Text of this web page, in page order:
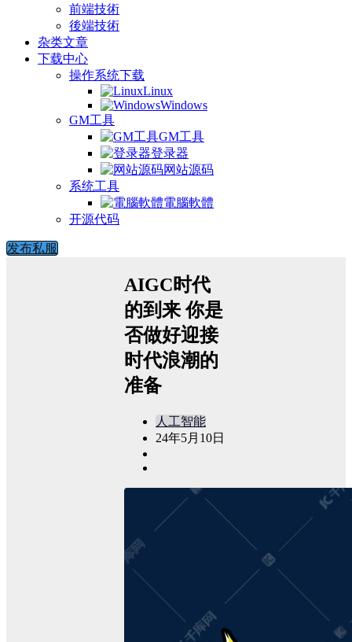
前端技術
後端技術
杂类文章
下载中心
操作系统下载
Linux
Windows
GM工具
GM工具
登录器
网站源码
系统工具
電腦軟體
开源代码
发布私服
AIGC时代
的到来 你是
否做好迎接
时代浪潮的
准备
人工智能
24年5月10日